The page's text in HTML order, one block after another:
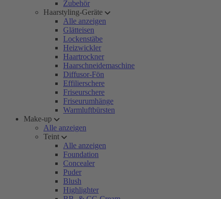
Zubehör
Haarstyling-Geräte
Alle anzeigen
Glätteisen
Lockenstäbe
Heizwickler
Haartrockner
Haarschneidemaschine
Diffusor-Fön
Effilierschere
Friseurschere
Friseurumhänge
Warmluftbürsten
Make-up
Alle anzeigen
Teint
Alle anzeigen
Foundation
Concealer
Puder
Blush
Highlighter